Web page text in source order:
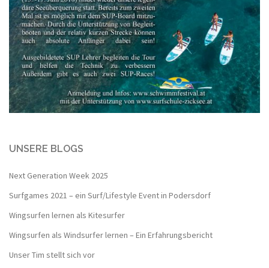
UNSERE BLOGS
Next Generation Week 2025
Surfgames 2021 – ein Surf/Lifestyle Event in Podersdorf
Wingsurfen lernen als Kitesurfer
Wingsurfen als Windsurfer lernen – Ein Erfahrungsbericht
Unser Tim stellt sich vor